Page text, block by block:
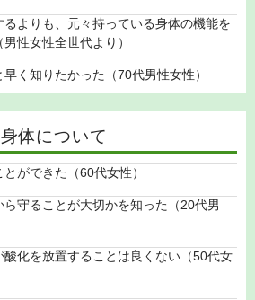
よりも、元々持っている身体の機能を
性女性全世代より）
く知りたかった（70代男性女性）
身体について
ができた（60代女性）
守ることが大切かを知った（20代男
化を放置することは良くない（50代女